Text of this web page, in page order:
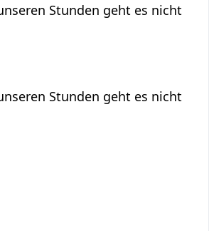
Stunden geht es nicht
Stunden geht es nicht